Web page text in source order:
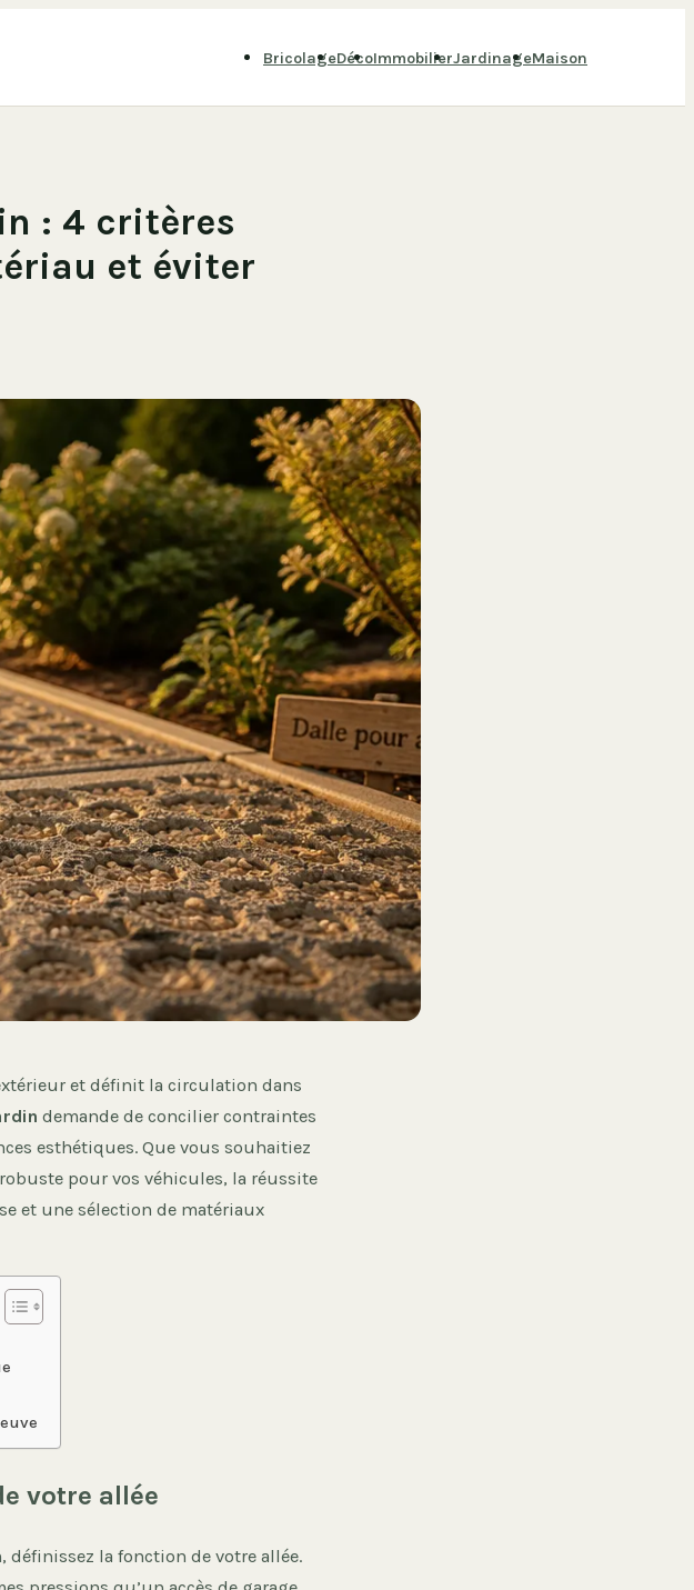
BricolageDécoImmobilierJardinageMaison
: 4 critères
et éviter
et définit la circulation dans
demande de concilier contraintes
esthétiques. Que vous souhaitiez
pour vos véhicules, la réussite
et une sélection de matériaux
votre allée
la fonction de votre allée.